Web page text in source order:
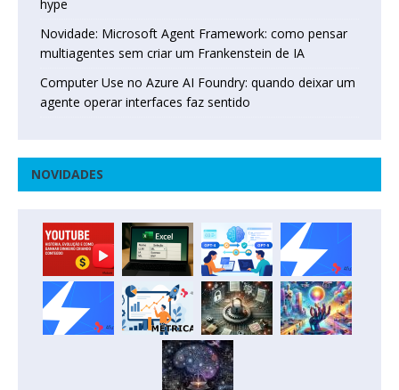
hype
Novidade: Microsoft Agent Framework: como pensar
multiagentes sem criar um Frankenstein de IA
Computer Use no Azure AI Foundry: quando deixar um
agente operar interfaces faz sentido
NOVIDADES